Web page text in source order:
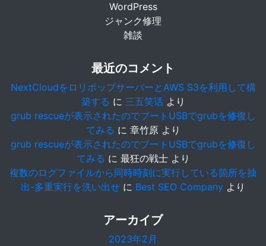
WordPress
ジャンク修理
雑談
最近のコメント
NextCloudをロリポップサーバーとAWS S3を利用して構
築する に 三五笑话より
grub rescueが表示されたのでブートUSBでgrubを修復し
てみる に 章竹原より
grub rescueが表示されたのでブートUSBでgrubを修復し
てみる に 最狂の戦士より
複数のログファイルから同時時刻に実行している箇所を抽
出-多重実行を洗い出せ に Best SEO Company より
アーカイブ
2023年2月